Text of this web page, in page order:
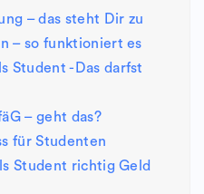
– das steht Dir zu
– so funktioniert es
Student -Das darfst
– geht das?
für Studenten
Student richtig Geld